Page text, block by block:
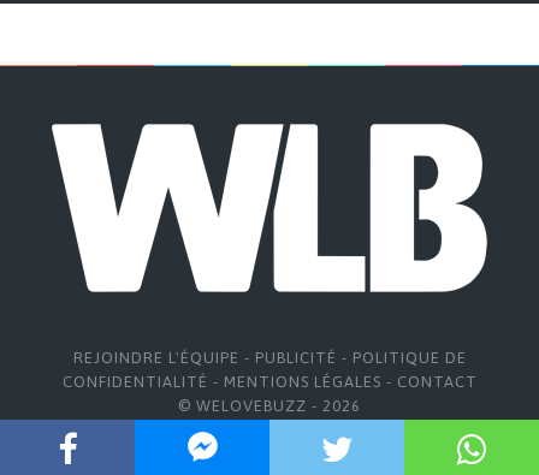
REJOINDRE L'ÉQUIPE - PUBLICITÉ - POLITIQUE DE
CONFIDENTIALITÉ - MENTIONS LÉGALES - CONTACT
© WELOVEBUZZ - 2026